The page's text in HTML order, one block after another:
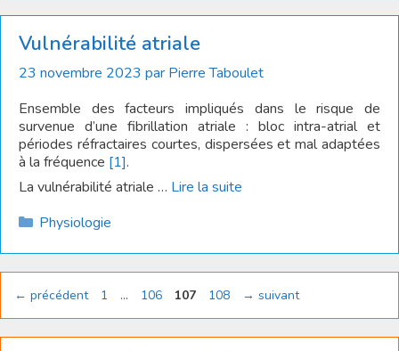
Vulnérabilité atriale
23 novembre 2023 par Pierre Taboulet
Ensemble des facteurs impliqués dans le risque de
survenue d’une fibrillation atriale : bloc intra-atrial et
périodes réfractaires courtes, dispersées et mal adaptées
à la fréquence [1].
La vulnérabilité atriale … Lire la suite
Catégories
Physiologie
← précédent Page
1 … Page
106 Page
107 Page
108 → suivant